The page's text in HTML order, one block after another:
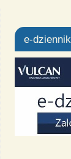
e-dziennik